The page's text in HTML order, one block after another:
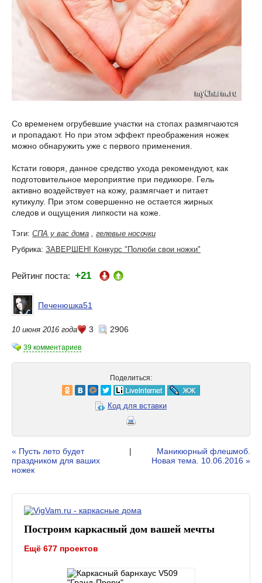
Со временем огрубевшие участки на стопах размягчаются
и пропадают. Но при этом эффект преображения ножек
можно обнаружить уже с первого применения.
Кстати говоря, данное средство ухода рекомендуют, как
подготовительное мероприятие при педикюре. Гель
активно воздействует на кожу, размягчает и питает
кутикулу. При этом совершенно не остается жирных
следов и ощущения липкости на коже.
Тэги: СПА у вас дома , гелевые носочки
Рубрика: ЗАВЕРШЕН! Конкурс "Полюби свои ножки"
Рейтинг поста: +21
Печенюшка51
10 июня 2016 года 3 2906
39 комментариев
Поделиться:
Код для вставки
« Пусть лето будет
праздником для ваших
ножек
|
Маникюрный флешмоб.
Новая тема. 10.06.2016 »
Построим каркасный дом вашей мечты
Ещё 677 проектов